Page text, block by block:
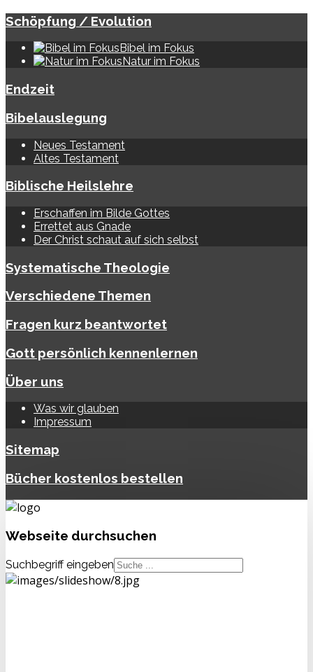
Schöpfung / Evolution
Bibel im Fokus
Natur im Fokus
Endzeit
Bibelauslegung
Neues Testament
Altes Testament
Biblische Heilslehre
Erschaffen im Bilde Gottes
Errettet aus Gnade
Der Christ schaut auf sich selbst
Systematische Theologie
Verschiedene Themen
Fragen kurz beantwortet
Gott persönlich kennenlernen
Über uns
Was wir glauben
Impressum
Sitemap
Bücher kostenlos bestellen
Webseite durchsuchen
Suchbegriff eingeben